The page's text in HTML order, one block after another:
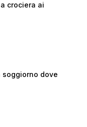
crociera ai
soggiorno dove